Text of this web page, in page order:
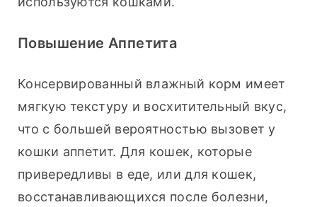
Повышение Аппетита
Консервированный влажный корм имеет
мягкую текстуру и восхитительный вкус,
что с большей вероятностью вызовет у
кошки аппетит. Для кошек, которые
привередливы в еде, или для кошек,
восстанавливающихся после болезни,